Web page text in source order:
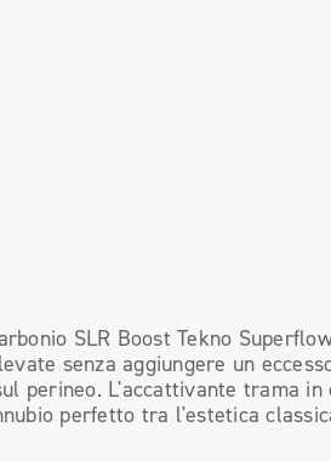
SLR Boost Tekno
senza aggiungere un
perineo. L'accattivante trama in
perfetto tra l'estetica